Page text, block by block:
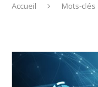
Accueil Mots-clés